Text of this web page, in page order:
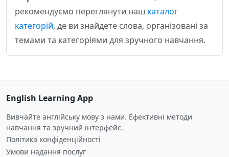
рекомендуємо переглянути наш каталог
категорій, де ви знайдете слова, організовані за
темами та категоріями для зручного навчання.
English Learning App
Вивчайте англійську мову з нами. Ефективні методи
навчання та зручний інтерфейс.
Політика конфіденційності
Умови надання послуг